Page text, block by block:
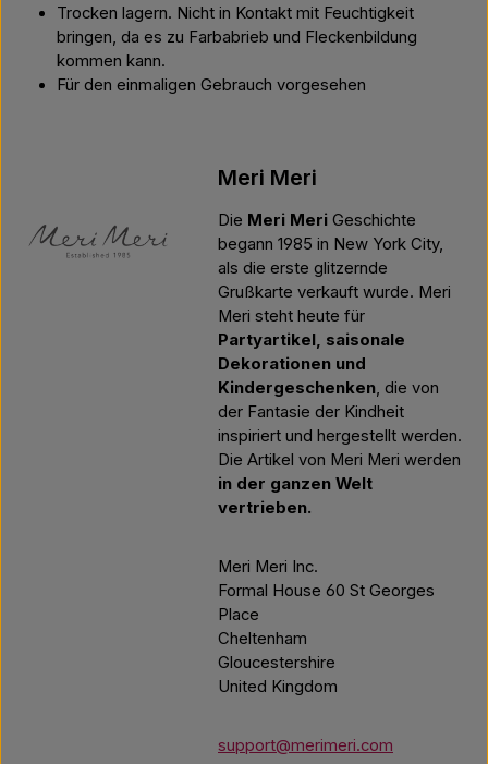
Trocken lagern. Nicht in Kontakt mit Feuchtigkeit
bringen, da es zu Farbabrieb und Fleckenbildung
kommen kann.
Für den einmaligen Gebrauch vorgesehen
Meri Meri
Die Meri Meri Geschichte
begann 1985 in New York City,
als die erste glitzernde
Grußkarte verkauft wurde. Meri
Meri steht heute für
Partyartikel, saisonale
Dekorationen und
Kindergeschenken, die von
der Fantasie der Kindheit
inspiriert und hergestellt werden.
Die Artikel von Meri Meri werden
in der ganzen Welt
vertrieben.
Meri Meri Inc.
Formal House 60 St Georges
Place
Cheltenham
Gloucestershire
United Kingdom
support@merimeri.com